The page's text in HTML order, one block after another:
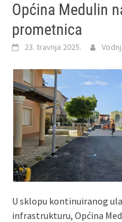
Općina Medulin
prometnica
23. travnja 2025.
U sklopu kontinuiranog
infrastrukturu, Općina